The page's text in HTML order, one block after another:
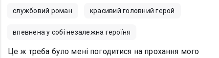
службовий роман красивий головний герой
впевнена у собі незалежна героїня
Це ж треба було мені погодитися на прохання мого